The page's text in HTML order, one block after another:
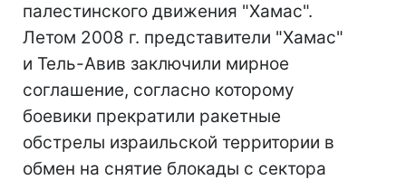
палестинского движения "Хамас".
Летом 2008 г. представители "Хамас"
и Тель-Авив заключили мирное
соглашение, согласно которому
боевики прекратили ракетные
обстрелы израильской территории в
обмен на снятие блокады с сектора